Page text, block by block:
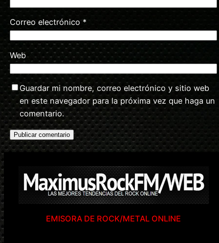
Correo electrónico *
Web
Guardar mi nombre, correo electrónico y sitio web
en este navegador para la próxima vez que haga un
comentario.
EMISORA DE ROCK/METAL ONLINE